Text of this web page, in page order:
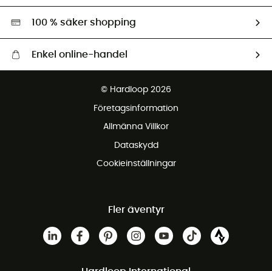
Miljöanpassat urval
100 % säker shopping
Enkel online-handel
© Hardloop 2026
Företagsinformation
Allmänna Villkor
Dataskydd
Cookieinställningar
Fler äventyr